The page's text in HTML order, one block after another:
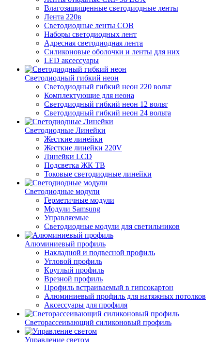
Влагозащищенные светодиодные ленты
Лента 220в
Светодиодные ленты COB
Наборы светодиодных лент
Адресная светодиодная лента
Силиконовые оболочки и ленты для них
LED аксессуары
Светодиодный гибкий неон
Светодиодный гибкий неон 220 вольт
Комплектующие для неона
Светодиодный гибкий неон 12 вольт
Светодиодный гибкий неон 24 вольта
Светодиодные Линейки
Жесткие линейки
Жесткие линейки 220V
Линейки LCD
Подсветка ЖК ТВ
Токовые светодиодные линейки
Светодиодные модули
Герметичные модули
Модули Samsung
Управляемые
Светодиодные модули для светильников
Алюминиевый профиль
Накладной и подвесной профиль
Угловой профиль
Круглый профиль
Врезной профиль
Профиль встраиваемый в гипсокартон
Алюминиевый профиль для натяжных потолков
Аксессуары для профиля
Светорассеивающий силиконовый профиль
Управление светом